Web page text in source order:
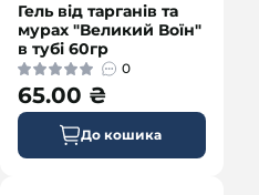
Гель від тарганів та
мурах "Великий Воїн"
в тубі 60гр
0
65.00 ₴
До кошика